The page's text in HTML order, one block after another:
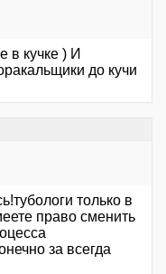
в кучке ) И
до кучи
только в
право сменить
за всегда